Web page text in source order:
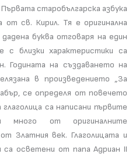
старобългарска азбука
от св. Кирил. Тя е оригинална
буква отговаря на един
с близки характеристики са
Годината на създаването на
в произведението „За
се определя от повечето
са написани първите
от оригиналните
Златния век. Глаголицата и
са осветени от папа Адриан ІІ